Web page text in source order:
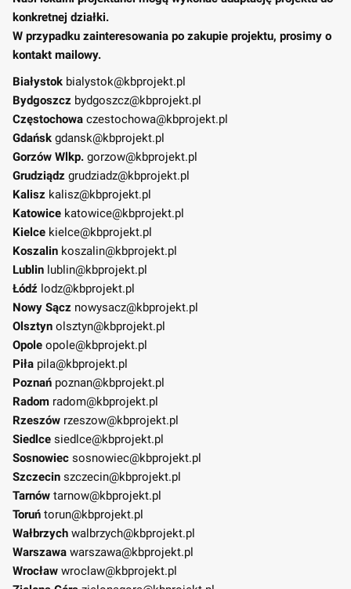
konkretnej działki.
W przypadku zainteresowania po zakupie projektu, prosimy o
kontakt mailowy.
Białystok bialystok@kbprojekt.pl
Bydgoszcz bydgoszcz@kbprojekt.pl
Częstochowa czestochowa@kbprojekt.pl
Gdańsk gdansk@kbprojekt.pl
Gorzów Wlkp. gorzow@kbprojekt.pl
Grudziądz grudziadz@kbprojekt.pl
Kalisz kalisz@kbprojekt.pl
Katowice katowice@kbprojekt.pl
Kielce kielce@kbprojekt.pl
Koszalin koszalin@kbprojekt.pl
Lublin lublin@kbprojekt.pl
Łódź lodz@kbprojekt.pl
Nowy Sącz nowysacz@kbprojekt.pl
Olsztyn olsztyn@kbprojekt.pl
Opole opole@kbprojekt.pl
Piła pila@kbprojekt.pl
Poznań poznan@kbprojekt.pl
Radom radom@kbprojekt.pl
Rzeszów rzeszow@kbprojekt.pl
Siedlce siedlce@kbprojekt.pl
Sosnowiec sosnowiec@kbprojekt.pl
Szczecin szczecin@kbprojekt.pl
Tarnów tarnow@kbprojekt.pl
Toruń torun@kbprojekt.pl
Wałbrzych walbrzych@kbprojekt.pl
Warszawa warszawa@kbprojekt.pl
Wrocław wroclaw@kbprojekt.pl